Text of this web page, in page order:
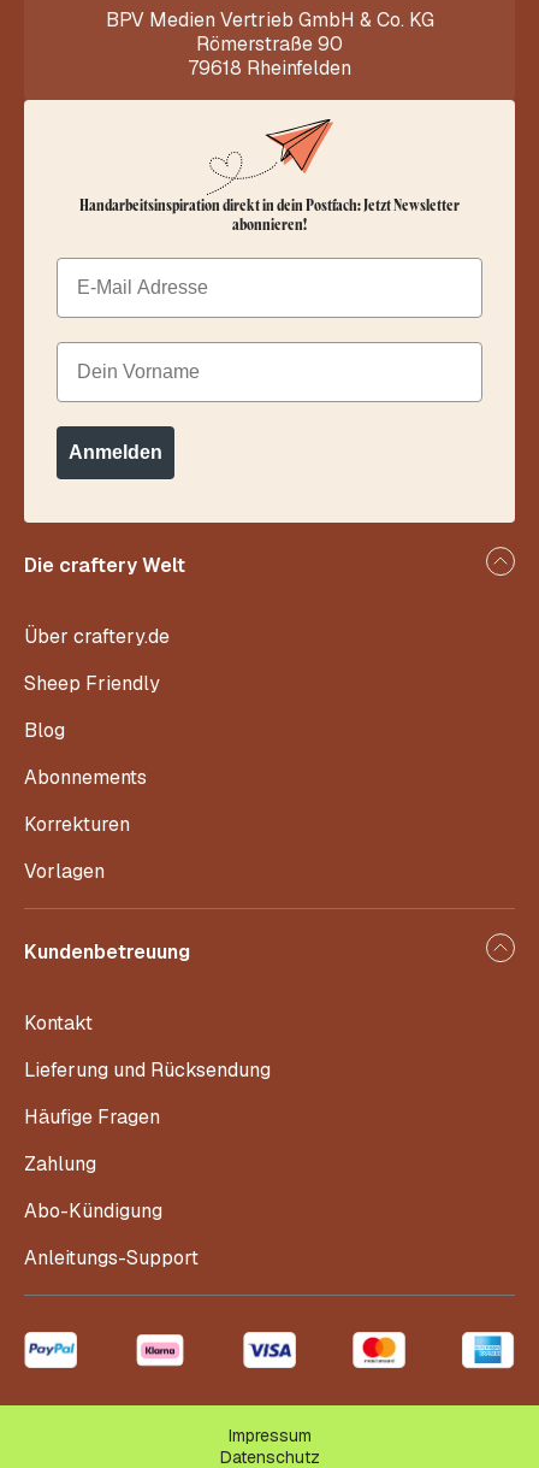
BPV Medien Vertrieb GmbH & Co. KG
Römerstraße 90
79618 Rheinfelden
Die craftery Welt
Über craftery.de
Sheep Friendly
Blog
Abonnements
Korrekturen
Vorlagen
Kundenbetreuung
Kontakt
Lieferung und Rücksendung
Häufige Fragen
Zahlung
Abo-Kündigung
Anleitungs-Support
Handarbeitsinspiration direkt in dein Postfach: Jetzt Newsletter
abonnieren!
Email
Dein Vorname
Anmelden
Impressum
Datenschutz